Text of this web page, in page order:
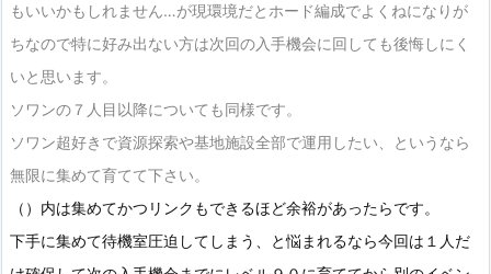
もいいかもしれません…が現環境だとホード編成でよくねになりが
ちなので特に好み出ない方は次回の入手機会に回しても後悔しにく
いと思います。
ソワンの７人目以降についても同様です。
ソワン超好きで資源探索や基地施設全部で運用したい、というなら
無限に集めて育てて下さい。
（）内は集めてかつリンクもできるほど余裕があったらです。
下手に集めて待機室圧迫してしまう、と悩まれるなら今回は１人だ